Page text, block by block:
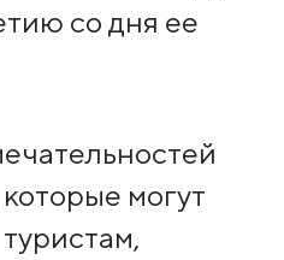
со дня ее
могут